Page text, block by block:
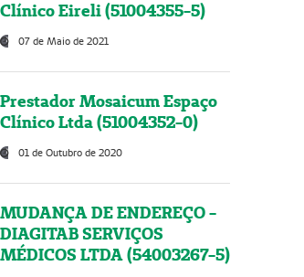
Clínico Eireli (51004355-5)
07 de Maio de 2021
Prestador Mosaicum Espaço
Clínico Ltda (51004352-0)
01 de Outubro de 2020
MUDANÇA DE ENDEREÇO -
DIAGITAB SERVIÇOS
MÉDICOS LTDA (54003267-5)